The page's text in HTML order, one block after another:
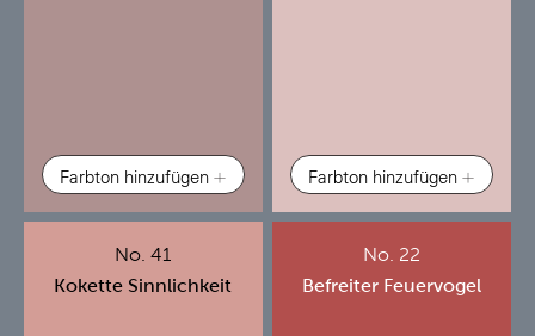
Farbton hinzufügen Farbton hinzufügen
No. 41
Kokette Sinnlichkeit
No. 22
Befreiter Feuervogel